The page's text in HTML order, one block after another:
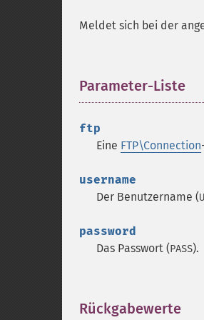
Meldet sich bei der
Parameter-Liste
ftp
Eine FTP\Connection
username
Der Benutzername (
password
Das Passwort (PASS).
Rückgabewerte